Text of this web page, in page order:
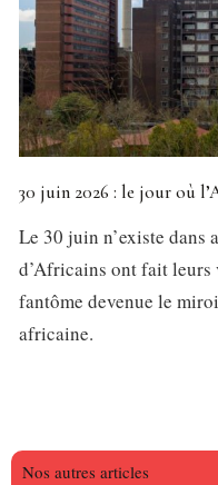
30 juin 2026 : le jour où
Le 30 juin n’existe dans
d’Africains ont fait leurs
fantôme devenue le
africaine.
Nos autres articles